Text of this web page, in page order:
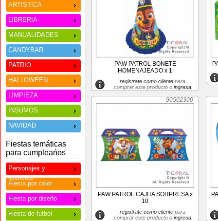
ARTISTICA
LIBRERIA
MANUALIDADES
CANDYBAR
PATRIO
HALLOWEEN
LIMPIEZA
INSUMOS
NAVIDAD
Fiestas temáticas
para cumpleańos
Personajes y
licencias
Fiesta por color
Fiesta por diseño
Fiesta de futbol
PAW PATROL BONETE
HOMENAJEADO x 1
registrate como clientepara
comprar este producto o ingresa
90502300
PAW PATROL CAJITA SORPRESA x
10
registrate como clientepara
comprar este producto o ingresa